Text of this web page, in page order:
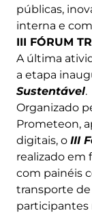
públicas,
interna e
III FÓRUM
A última
a etapa
Sustentável.
Organizado
Prometeon,
digitais, o III
realizado em
com painéis
transporte de
participantes